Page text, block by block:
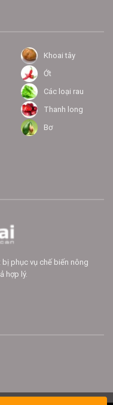
Khoai tây
Ớt
Các loại rau
Thanh long
Bơ
phục vụ chế biến nông
hợp lý.